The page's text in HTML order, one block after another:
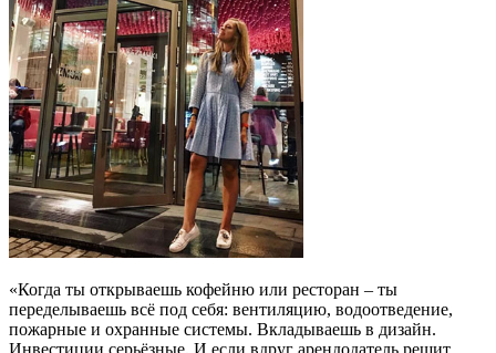
«Когда ты открываешь кофейню или ресторан – ты
переделываешь всё под себя: вентиляцию, водоотведение,
пожарные и охранные системы. Вкладываешь в дизайн.
Инвестиции серьёзные. И если вдруг арендодатель решит